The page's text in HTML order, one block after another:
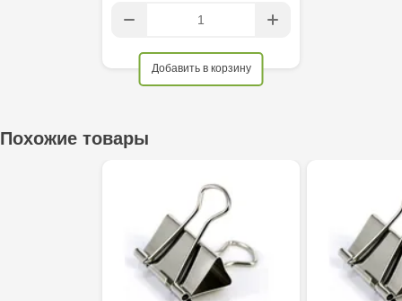
Crafti Căușeni- str. Mihai Eminescu, 6
Crafti Cahul - str. 31 August 1989, 13
Multistore Telecentru - str. N. Testemițanu
Multistore Soroca - bd. Ștefan cel Mare, 110
Crafti Bălți- EviMall, et2
MultiStore Căușeni- str. Iurii Gagarin 24
Добавить в корзину
Похожие товары